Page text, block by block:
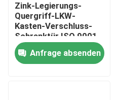
Zink-Legierungs-
Quergriff-LKW-
Kasten-Verschluss-
Schranktür ISO 9001
Anfrage absenden